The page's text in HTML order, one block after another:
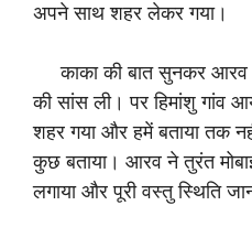
अपने साथ शहर लेकर गया।
काका की बात सुनकर आरव
की सांस ली। पर हिमांशु गांव
शहर गया और हमें बताया तक
कुछ बताया। आरव ने तुरंत
लगाया और पूरी वस्तु स्थिति